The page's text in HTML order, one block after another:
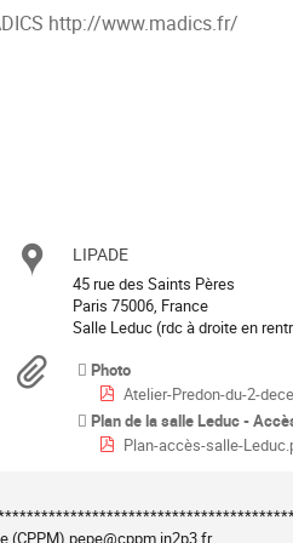
http://www.madics.fr/
Location
LIPADE
45 rue des Saints Pères
Paris 75006, France
Salle Leduc (rdc à droite en
Materials
Photo
Atelier-Predon-du-2-
Plan de la salle Leduc -
Plan-accès-salle-